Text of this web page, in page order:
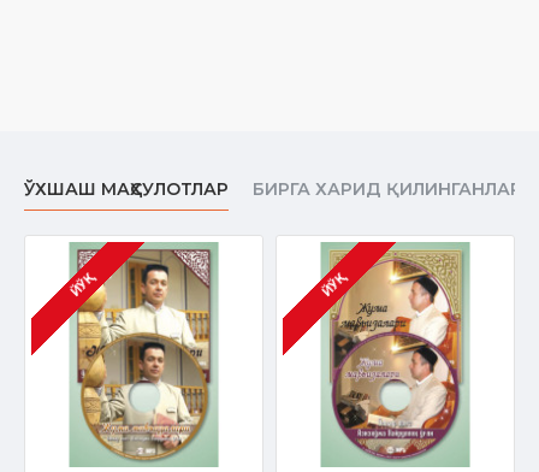
ЎХШАШ МАҲСУЛОТЛАР БИРГА ХАРИД ҚИЛИНГАНЛАР
ЙЎҚ ЙЎҚ